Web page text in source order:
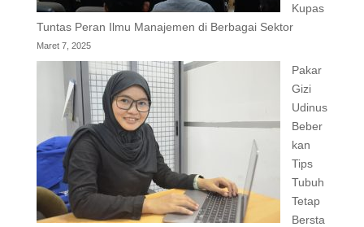
Kupas
Tuntas Peran Ilmu Manajemen di Berbagai Sektor
Maret 7, 2025
Pakar
Gizi
Udinus
Beber
kan
Tips
Tubuh
Tetap
Bersta